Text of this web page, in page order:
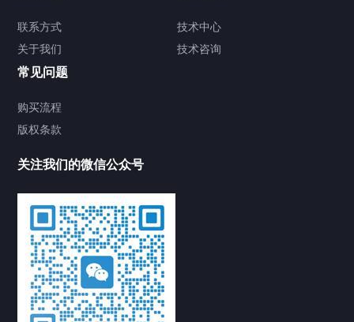
联系方式
关于我们
技术中心
技术咨询
常见问题
购买流程
版权条款
关注我们的微信公众号